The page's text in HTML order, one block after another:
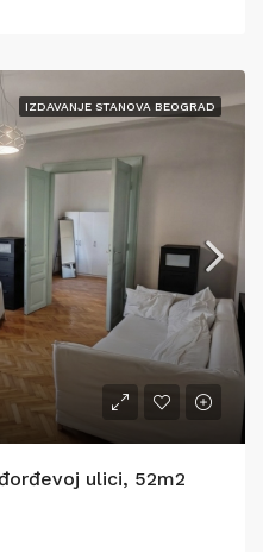
IZDAVANJE STANOVA BEOGRAD
ulici, 52m2